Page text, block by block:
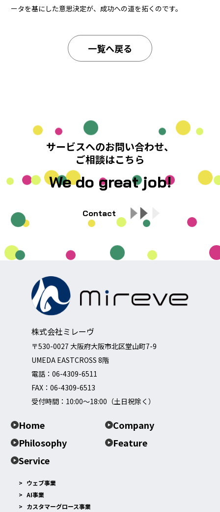
ータを基にした意思決定が、成功への道を拓くのです。
一覧へ戻る
サービスへのお問い合わせ、
ご相談はこちら
We do great job!
Contact
株式会社ミレーヴ
〒530-0027 大阪府大阪市北区堂山町7-9
UMEDA EASTCROSS 8階
電話： 06-4309-6511
FAX：06-4309-6513
受付時間：10:00～18:00（土日祝除く）
Home
Company
Philosophy
Feature
Service
ウェブ事業
AI事業
カスタマーグロース事業